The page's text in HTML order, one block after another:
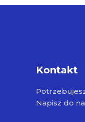
Kontakt
Napisz do